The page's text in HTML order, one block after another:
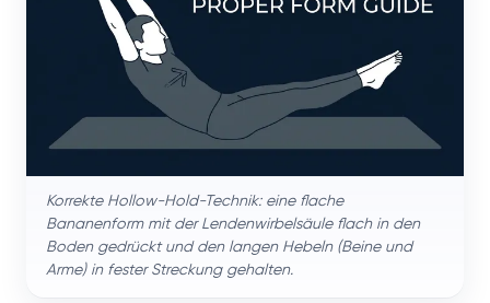
Korrekte Hollow-Hold-Technik: eine flache
Bananenform mit der Lendenwirbelsäule flach in den
Boden gedrückt und den langen Hebeln (Beine und
Arme) in fester Streckung gehalten.